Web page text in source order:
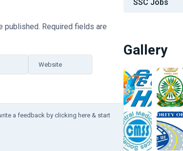
published. Required fields are
Website
SSC Jobs
Gallery